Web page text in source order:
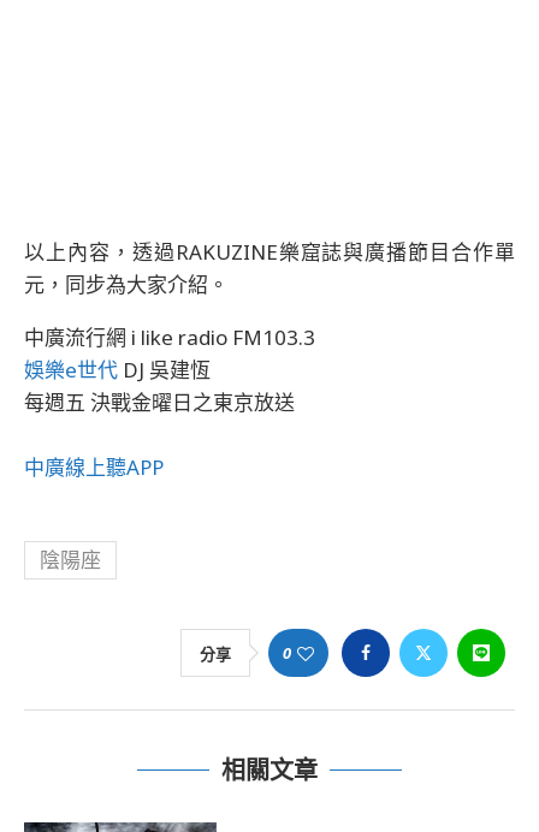
以上內容，透過RAKUZINE樂窟誌與廣播節目合作單
元，同步為大家介紹。
中廣流行網 i like radio FM103.3
娛樂e世代 DJ 吳建恆
每週五 決戰金曜日之東京放送
中廣線上聽APP
陰陽座
分享 0
相關文章